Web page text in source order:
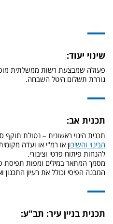
שינוי יעוד:
פעולה שמבצעת רשות ממשלתית
גוררת תשלום היטל השבחה.
תכנית אב:
תכנית היגוי ראשונית – נטולת תוקף
הבינוי והשיכון או רמ"י או ועדה
להנחות פיתוח פרטי וציבורי.
מסמך המתאר במילים ומפות
המבנה הפיסי וכולל את רעיון התכנון
תכנית בניין עיר: תב"ע: